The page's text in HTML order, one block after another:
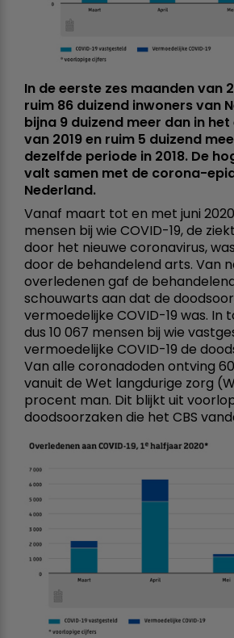
In de eerste zes maanden van
ruim 86 duizend inwoners van
bijna 9 duizend meer dan in
van 2019 en ruim 5 duizend
dezelfde periode in 2018. De
valt samen met de corona-
Nederland.
Vanaf maart tot en met juni
mensen bij wie COVID-19, de
door het nieuwe coronavirus,
door de behandelend arts. Van
overledenen gaf de
schouwarts aan dat de
vermoedelijke COVID-19 was. In
dus 10 067 mensen bij wie
vermoedelijke COVID-19 de
Van alle coronadoden ontving
vanuit de Wet langdurige zorg
procent man. Dit blijkt uit
doodsoorzaken die het CBS